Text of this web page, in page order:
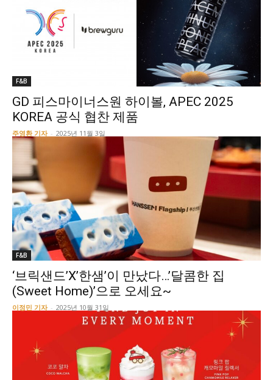
F&B
GD 피스마이너스원 하이볼, APEC 2025
KOREA 공식 협찬 제품
주영환 기자 - 2025년 11월 3일
F&B
‘브릭샌드’X’한샘’이 만났다…’달콤한 집
(Sweet Home)’으로 오세요~
이정민 기자 - 2025년 10월 31일